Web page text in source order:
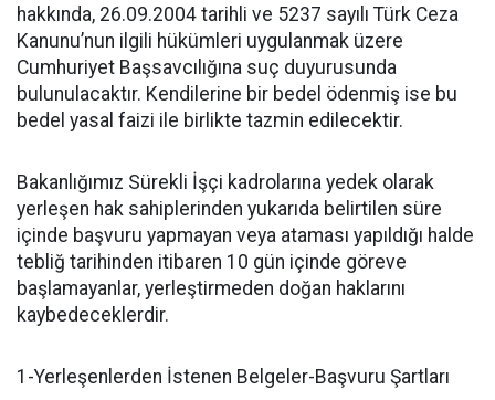
hakkında, 26.09.2004 tarihli ve 5237 sayılı Türk Ceza
Kanunu’nun ilgili hükümleri uygulanmak üzere
Cumhuriyet Başsavcılığına suç duyurusunda
bulunulacaktır. Kendilerine bir bedel ödenmiş ise bu
bedel yasal faizi ile birlikte tazmin edilecektir.
Bakanlığımız Sürekli İşçi kadrolarına yedek olarak
yerleşen hak sahiplerinden yukarıda belirtilen süre
içinde başvuru yapmayan veya ataması yapıldığı halde
tebliğ tarihinden itibaren 10 gün içinde göreve
başlamayanlar, yerleştirmeden doğan haklarını
kaybedeceklerdir.
1-Yerleşenlerden İstenen Belgeler-Başvuru Şartları